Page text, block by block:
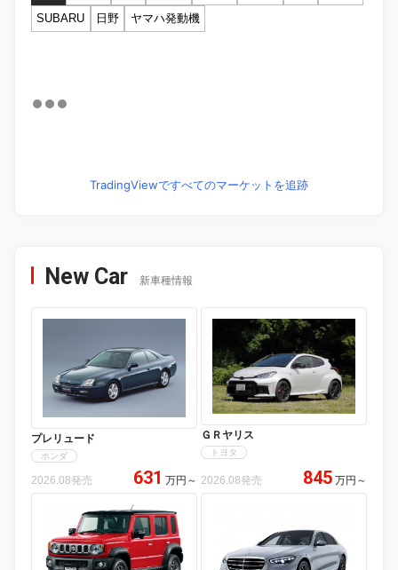
SUBARU
日野 ヤマハ発動機
TradingViewですべてのマーケットを追跡
New Car 新車種情報
プレリュード
ホンダ
2026.08発売 631 万円 ～
ＧＲヤリス
トヨタ
2026.08発売 845 万円 ～